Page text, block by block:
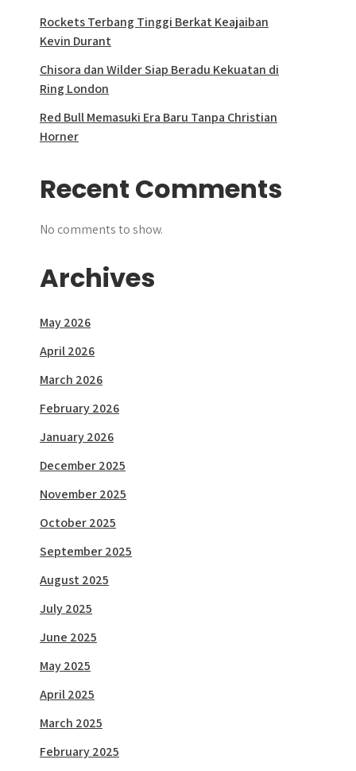
Rockets Terbang Tinggi Berkat Keajaiban
Kevin Durant
Chisora dan Wilder Siap Beradu Kekuatan di
Ring London
Red Bull Memasuki Era Baru Tanpa Christian
Horner
Recent Comments
No comments to show.
Archives
May 2026
April 2026
March 2026
February 2026
January 2026
December 2025
November 2025
October 2025
September 2025
August 2025
July 2025
June 2025
May 2025
April 2025
March 2025
February 2025